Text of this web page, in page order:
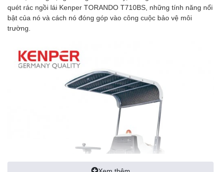
quét rác ngồi lái Kenper TORANDO T710BS, những tính năng nổi
bật của nó và cách nó đóng góp vào công cuộc bảo vệ môi
trường.